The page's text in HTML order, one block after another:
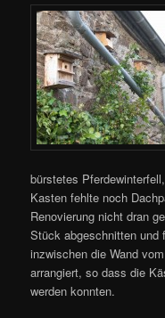
bürstetes
Kasten fehlte noch
Renovierung nicht dran
Stück abgeschnitten und
inzwischen die Wand
arrangiert, so dass die
werden konnten.